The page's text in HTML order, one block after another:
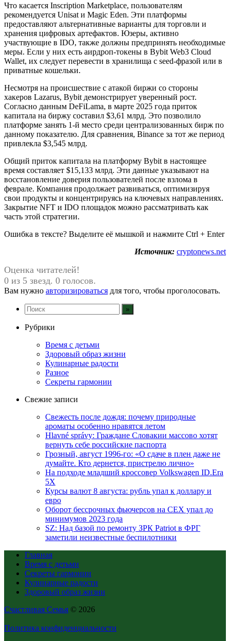
Что касается Inscription Marketplace, пользователям
рекомендуется Unisat и Magic Eden. Эти платформы
предоставляют альтернативные варианты для торговли и
хранения цифровых артефактов. Юзеры, активно
участвующие в IDO, также должны предпринять необходимые
меры. Если у них есть аирдроп-токены в Bybit Web3 Cloud
Wallet, их следует перевести в хранилища с seed-фразой или в
приватные кошельки.
Несмотря на происшествие с атакой биржи со стороны
хакеров Lazarus, Bybit демонстрирует уверенный рост.
Согласно данным DeFiLama, в марте 2025 года приток
капитала на биржу составил $3,61 млрд. Это позволило
платформе занять 1-й место среди централизованных бирж по
данному показателю. Для сравнения, Binance за тот же период
привлекла $3,545 млрд.
Общий приток капитала на платформу Bybit в настоящее
время составляет $15,133 млрд. Эти данные указывают на
восстановление доверия пользователей после взлома в
феврале. Компания продолжает развиваться, оптимизируя
свои продукты и концентрируясь на ключевых направлениях.
Закрытие NFT и IDO площадок можно рассматривать как
часть этой стратегии.
Ошибка в тексте? Выделите её мышкой и нажмите Ctrl + Enter
Источник: cryptonews.net
Оценка читателей!
0 из 5 звезд. 0 голосов.
Вам нужно авторизироваться для того, чтобы проголосовать.
Рубрики
Время с детьми
Здоровый образ жизни
Кулинарные радости
Разное
Секреты гармонии
Свежие записи
Свежесть после дождя: почему природные
ароматы особенно нравятся летом
Hlavné správy: Граждане Словакии массово хотят
вернуть себе российские паспорта
Грозный, август 1996-го: «О сдаче в плен даже не
думайте. Кто дернется, пристрелю лично»
На подходе младший кроссовер Volkswagen ID.Era
5X
Курсы валют 8 августа: рубль упал к доллару и
евро
Оборот бессрочных фьючерсов на CEX упал до
минимумов 2023 года
SZ: Над базой по ремонту ЗРК Patriot в ФРГ
заметили неизвестные беспилотники
Главная
Время с детьми
Секреты гармонии
Кулинарные радости
Здоровый образ жизни
Счастливая Семья © 2026
Политика конфиденциальности